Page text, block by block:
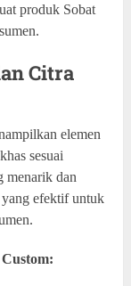
produk Sobat
Citra
elemen
sesuai
menarik dan
yang efektif untuk